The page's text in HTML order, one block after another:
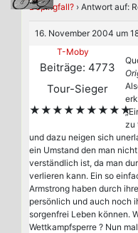
Dopingfall? › Antwort auf:
16. November 2004 um
T-Moby
Beiträge: 4773
Tour-Sieger
★★★★★★★★★
zu
und dazu neigen sich
ein Umstand den man
verständlich ist, da man
verlieren kann. Ein so
Armstrong haben durch
persönlich und auch noch
sorgenfrei Leben können.
Wettkampfsperre ? Nun